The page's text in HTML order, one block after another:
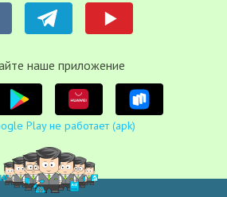
наше приложение
Play не работает (apk)